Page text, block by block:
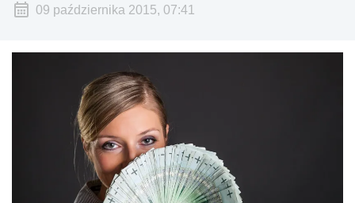
09 października 2015, 07:41